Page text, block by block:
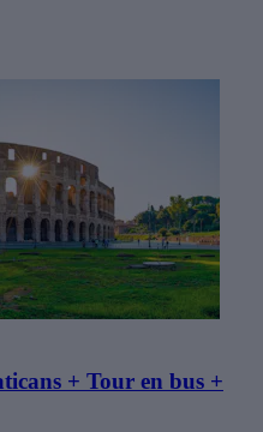
+ Tour en bus +